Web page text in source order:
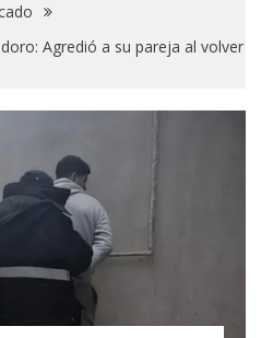
Agredió a su pareja al volver